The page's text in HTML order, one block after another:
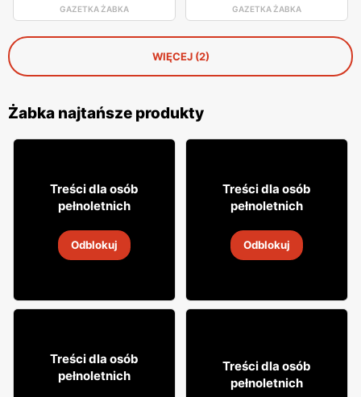
GAZETKA ŻABKA GAZETKA ŻABKA
WIĘCEJ (2)
Żabka najtańsze produkty
1699
18 sie 2026
Treści dla osób
pełnoletnich
Odblokuj
7 99
18 sie 2026
Treści dla osób
pełnoletnich
Odblokuj
4999
Treści dla osób
pełnoletnich
2999
Treści dla osób
pełnoletnich